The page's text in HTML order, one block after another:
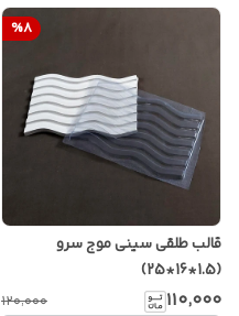
%8
قالب طلقی سینی موج سرو
(1.5*16*25)
۱۱۰٬۰۰۰ ۱۲۰٬۰۰۰